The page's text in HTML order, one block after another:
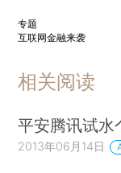
专题
互联网金融来袭
相关阅读
平安腾讯试水
2013年06月14日